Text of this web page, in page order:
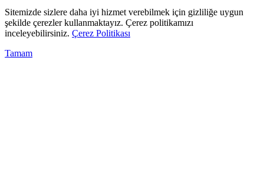
Sitemizde sizlere daha iyi hizmet verebilmek için gizliliğe uygun
şekilde çerezler kullanmaktayız. Çerez politikamızı
inceleyebilirsiniz. Çerez Politikası
Tamam